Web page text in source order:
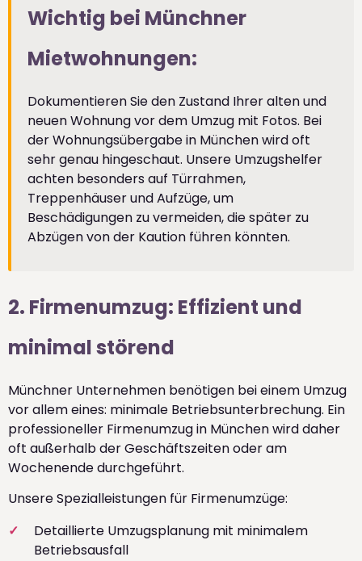
Wichtig bei Münchner
Mietwohnungen:
Dokumentieren Sie den Zustand Ihrer alten und
neuen Wohnung vor dem Umzug mit Fotos. Bei
der Wohnungsübergabe in München wird oft
sehr genau hingeschaut. Unsere Umzugshelfer
achten besonders auf Türrahmen,
Treppenhäuser und Aufzüge, um
Beschädigungen zu vermeiden, die später zu
Abzügen von der Kaution führen könnten.
2. Firmenumzug: Effizient und
minimal störend
Münchner Unternehmen benötigen bei einem Umzug
vor allem eines: minimale Betriebsunterbrechung. Ein
professioneller Firmenumzug in München wird daher
oft außerhalb der Geschäftszeiten oder am
Wochenende durchgeführt.
Unsere Spezialleistungen für Firmenumzüge:
Detaillierte Umzugsplanung mit minimalem
Betriebsausfall